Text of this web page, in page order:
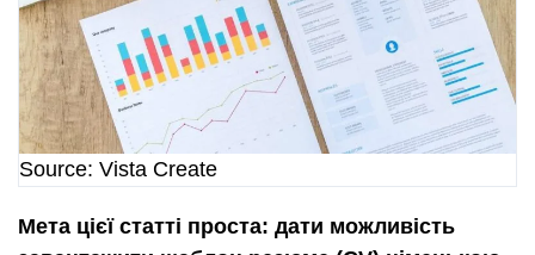
Source: Vista Create
Мета цієї статті проста: дати можливість